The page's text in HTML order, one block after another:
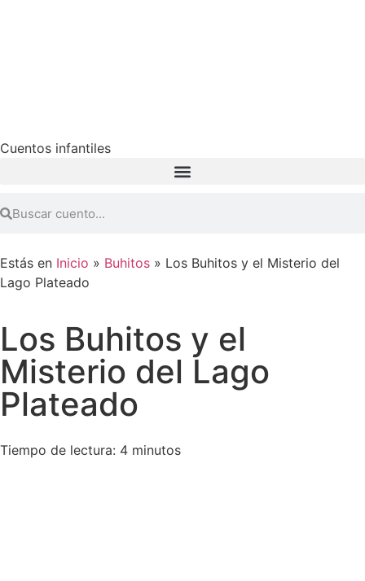
Cuentos infantiles
Estás en Inicio » Buhitos » Los Buhitos y el Misterio del
Lago Plateado
Los Buhitos y el
Misterio del Lago
Plateado
Tiempo de lectura: 4 minutos